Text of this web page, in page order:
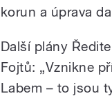
korun a úprava
Další plány
Fojtů: „Vznikne
Labem – to jsou